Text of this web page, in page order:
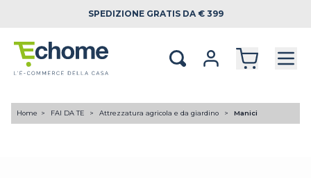
SPEDIZIONE GRATIS DA € 399
Home FAI DA TE Attrezzatura agricola e da giardino Manici